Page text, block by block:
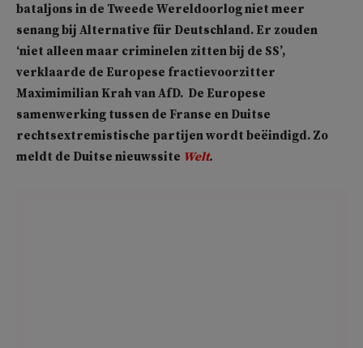
bataljons in de Tweede Wereldoorlog niet meer
senang bij Alternative für Deutschland. Er zouden
‘niet alleen maar criminelen zitten bij de SS’,
verklaarde de Europese fractievoorzitter
Maximimilian Krah van AfD. De Europese
samenwerking tussen de Franse en Duitse
rechtsextremistische partijen wordt beëindigd. Zo
meldt de Duitse nieuwssite Welt.